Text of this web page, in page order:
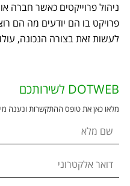
ניהול פרוייקטים כאשר חברה
פרויקט בו הם יודעים מה הם
לעשות זאת בצורה הנכונה,
DOTWEB לשירותכם
מלאו כאן את טופס ההתקשרות ונענה
שם מלא
דואר אלקטרוני